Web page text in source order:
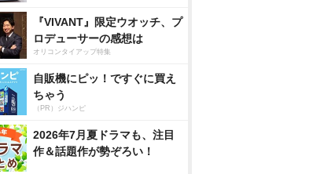
『VIVANT』限定ウオッチ、プ
ロデューサーの感想は
オリコンタイアップ特集
自販機にピッ！ですぐに買え
ちゃう
（PR）ジハンピ
2026年7月夏ドラマも、注目
作＆話題作が勢ぞろい！